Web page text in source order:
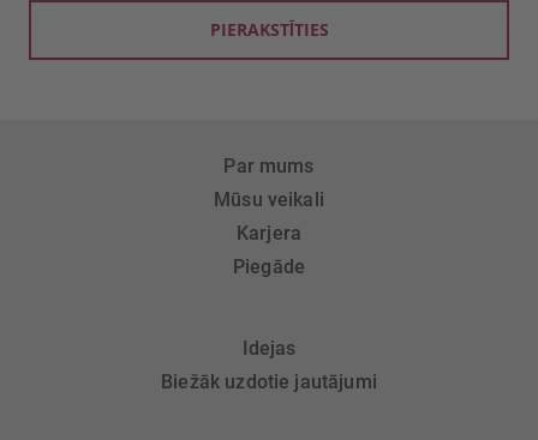
PIERAKSTĪTIES
Par mums
Mūsu veikali
Karjera
Piegāde
Idejas
Biežāk uzdotie jautājumi